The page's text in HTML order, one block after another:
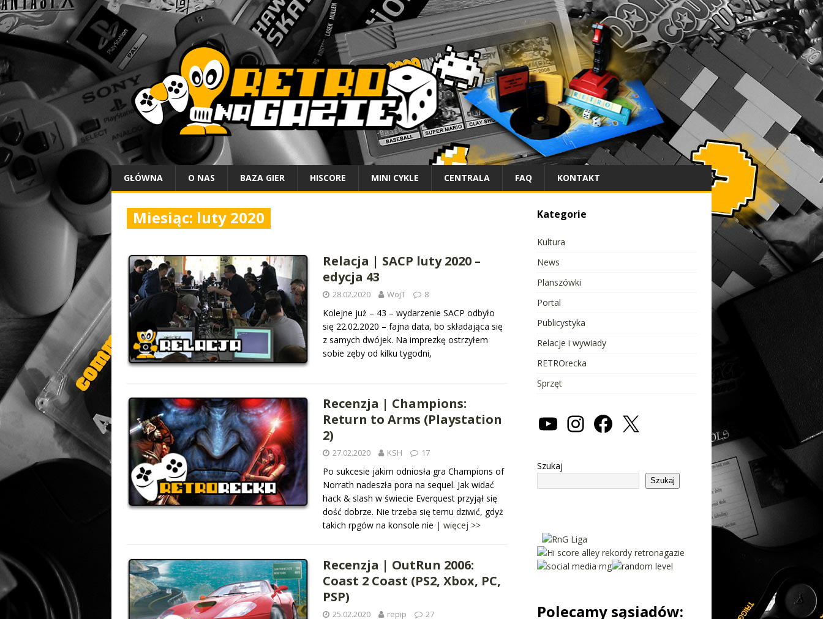
GŁÓWNA O NAS BAZA GIER HISCORE MINI CYKLE CENTRALA FAQ KONTAKT
Miesiąc: luty 2020
Relacja | SACP luty 2020 –
edycja 43
28.02.2020 WojT 8
Kolejne już – 43 – wydarzenie SACP odbyło
się 22.02.2020 – fajna data, bo składająca się
z samych dwójek. Na imprezkę ostrzyłem
sobie zęby od kilku tygodni,
Recenzja | Champions:
Return to Arms (Playstation
2)
27.02.2020 KSH 17
Po sukcesie jakim odniosła gra Champions of
Norrath nadeszła pora na sequel. Jak widać
hack & slash w świecie Everquest przyjął się
dość dobrze. Nie trzeba się temu dziwić, gdyż
takich rpgów na konsole nie | więcej >>
Recenzja | OutRun 2006:
Coast 2 Coast (PS2, Xbox, PC,
PSP)
25.02.2020 repip 27
Kategorie
Kultura
News
Planszówki
Portal
Publicystyka
Relacje i wywiady
RETROrecka
Sprzęt
Szukaj
Szukaj
Polecamy sąsiadów: